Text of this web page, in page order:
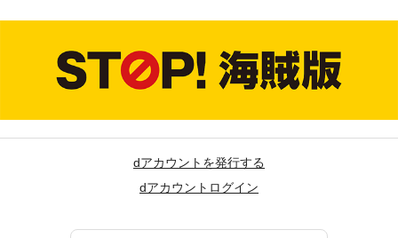
dアカウントを発行する
dアカウントログイン